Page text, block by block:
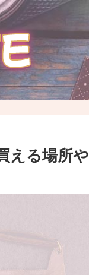
える場所や